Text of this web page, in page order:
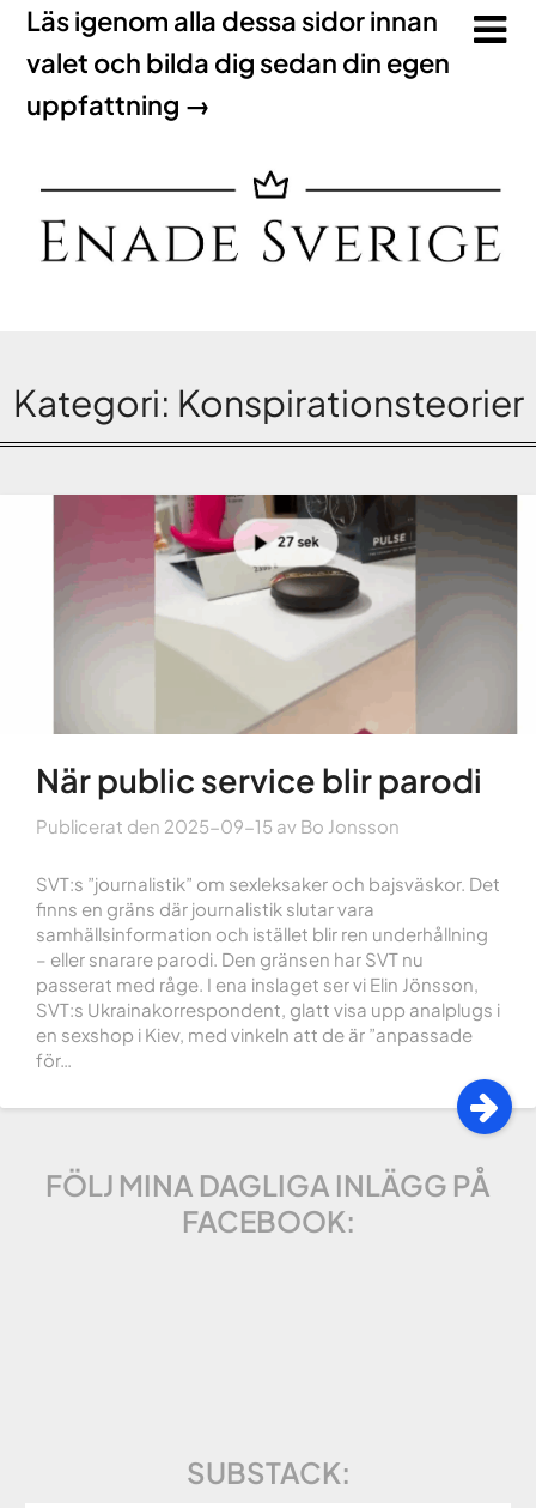
Läs igenom alla dessa sidor innan
valet och bilda dig sedan din egen
uppfattning →
Kategori: Konspirationsteorier
När public service blir parodi
Publicerat den 2025-09-15 av Bo Jonsson
SVT:s ”journalistik” om sexleksaker och bajsväskor. Det
finns en gräns där journalistik slutar vara
samhällsinformation och istället blir ren underhållning
– eller snarare parodi. Den gränsen har SVT nu
passerat med råge. I ena inslaget ser vi Elin Jönsson,
SVT:s Ukrainakorrespondent, glatt visa upp analplugs i
en sexshop i Kiev, med vinkeln att de är ”anpassade
för…
FÖLJ MINA DAGLIGA INLÄGG PÅ
FACEBOOK:
SUBSTACK: